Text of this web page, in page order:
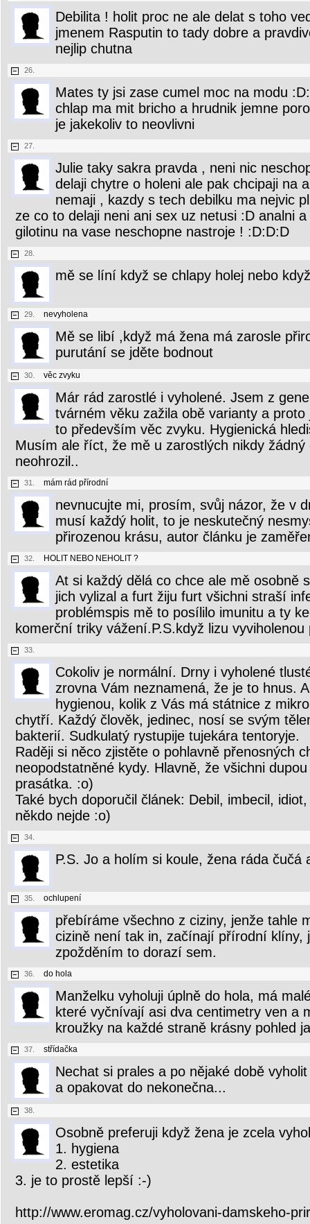
Debilita ! holit proc ne ale delat s toho
jmenem Rasputin to tady dobre a
nejlip chutna
26.
Mates ty jsi zase cumel moc na modu
chlap ma mit bricho a hrudnik jemne
je jakekoliv to neovlivni
27.
Julie taky sakra pravda , neni nic
delaji chytre o holeni ale pak chcipaji na
nemaji , kazdy s tech debilku ma nejvic
ze co to delaji neni ani sex uz netusi :D analni
gilotinu na vase neschopne nastroje ! :D:D:D
28.
mě se líní když se chlapy holej nebo
29. nevyholena
Mě se libí ,když má žena má zarosle
purutání se jděte bodnout
30. věc zvyku
Már rád zarostlé i vyholené. Jsem z
tvárném věku zažila obě varianty a
to především věc zvyku. Hygienická
Musím ale říct, že mě u zarostlých nikdy žádný
neohrozil..
31. mám rád přírodní
nevnucujte mi, prosím, svůj názor, že v
musí každý holit, to je neskutečný
přirozenou krásu, autor článku je
32. HOLIT NEBO NEHOLIT ?
At si každý dělá co chce ale mě osobně
jich vylizal a furt žiju furt všichni straší
problémspis mě to posílilo imunitu a ty
komerční triky vážení.P.S.když lizu
33.
Cokoliv je normální. Drny i vyholené
zrovna Vám neznamená, že je to hnus.
hygienou, kolik z Vás má státnice z
chytří. Každý člověk, jedinec, nosí se svým
bakterií. Sudkulatý rystupije tujekára tentoryje.
Raději si něco zjistěte o pohlavně přenosných
neopodstatněné kydy. Hlavně, že všichni
prasátka. :o)
Také bych doporučil článek: Debil, imbecil,
někdo nejde :o)
34.
P.S. Jo a holím si koule, žena ráda čučá
35. ochlupení
přebíráme všechno z ciziny, jenže tahle
cizině není tak in, začínají přírodní klíny,
zpožděním to dorazí sem.
36. do hola
Manželku vyholuji úplně do hola, má
které vyčnívají asi dva centimetry ven a
kroužky na každé straně krásny pohled
37. střídačka
Nechat si prales a po nějaké době
a opakovat do nekonečna...
38.
Osobně preferuji když žena je zcela
1. hygiena
2. estetika
3. je to prostě lepší :-)
http://www.eromag.cz/vyholovani-damskeho-